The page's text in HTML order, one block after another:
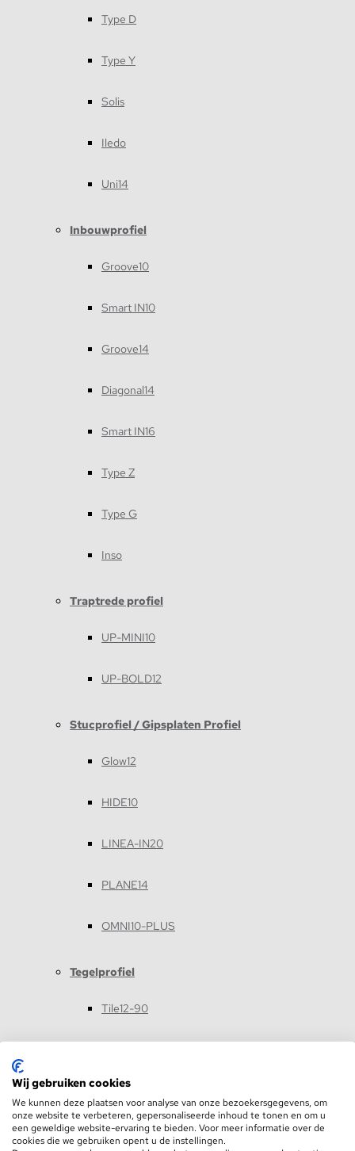
Type D
Type Y
Solis
Iledo
Uni14
Inbouwprofiel
Groove10
Smart IN10
Groove14
Diagonal14
Smart IN16
Type Z
Type G
Inso
Traptrede profiel
UP-MINI10
UP-BOLD12
Stucprofiel / Gipsplaten Profiel
Glow12
HIDE10
LINEA-IN20
PLANE14
OMNI10-PLUS
Tegelprofiel
Tile12-90
Tile12-270
UP-TILE10
Wij gebruiken cookies
We kunnen deze plaatsen voor analyse van onze bezoekersgegevens, om
onze website te verbeteren, gepersonaliseerde inhoud te tonen en om u
een geweldige website-ervaring te bieden. Voor meer informatie over de
cookies die we gebruiken opent u de instellingen.